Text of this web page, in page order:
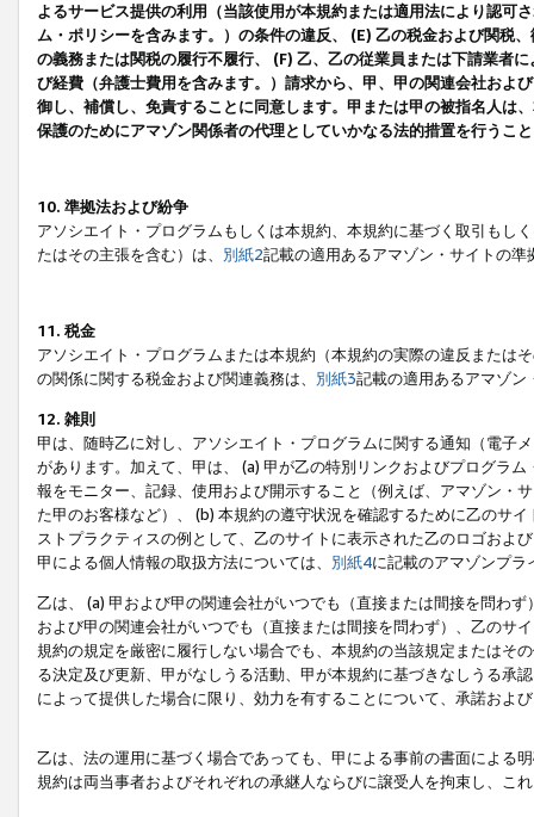
よるサービス提供の利用（当該使用が本規約または適用法により認可
ム・ポリシーを含みます。）の条件の違反、 (E) 乙の税金および関税
の義務または関税の履行不履行、 (F) 乙、乙の従業員または下請業者
び経費（弁護士費用を含みます。）請求から、甲、甲の関連会社およ
御し、補償し、免責することに同意します。甲または甲の被指名人は
保護のためにアマゾン関係者の代理としていかなる法的措置を行うこ
10. 準拠法および紛争
アソシエイト・プログラムもしくは本規約、本規約に基づく取引もし
たはその主張を含む）は、 別紙2記載の適用あるアマゾン・サイトの
11. 税金
アソシエイト・プログラムまたは本規約（本規約の実際の違反または
の関係に関する税金および関連義務は、 別紙3記載の適用あるアマゾン
12. 雑則
甲は、随時乙に対し、アソシエイト・プログラムに関する通知（電子
があります。加えて、甲は、 (a) 甲が乙の特別リンクおよびプログラ
報をモニター、記録、使用および開示すること（例えば、アマゾン・
た甲のお客様など）、 (b) 本規約の遵守状況を確認するために乙のサ
ストプラクティスの例として、乙のサイトに表示された乙のロゴおよ
甲による個人情報の取扱方法については、 別紙4に記載のアマゾンプ
乙は、 (a) 甲および甲の関連会社がいつでも（直接または間接を問わ
および甲の関連会社がいつでも（直接または間接を問わず）、乙のサ
規約の規定を厳密に履行しない場合でも、本規約の当該規定またはそ
る決定及び更新、甲がなしうる活動、甲が本規約に基づきなしうる承
によって提供した場合に限り、効力を有することについて、承諾およ
乙は、法の運用に基づく場合であっても、甲による事前の書面による
規約は両当事者およびそれぞれの承継人ならびに譲受人を拘束し、こ